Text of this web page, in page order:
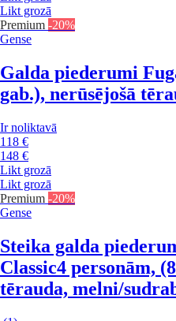
Likt grozā
Premium -20%
Gense
Galda piederumi
gab.), nerūsējošā
Ir noliktavā
118 €
148 €
Likt grozā
Likt grozā
Premium -20%
Gense
Steika galda
Classic4 personām,
tērauda, melni/